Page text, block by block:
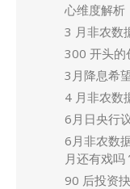
心维度解析
3 月非农数
300 开头的
3月降息希
4 月非农数
6月日央行
6月非农数
月还有戏吗
90 后投资